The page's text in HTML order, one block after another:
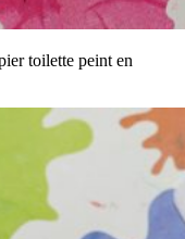
toilette peint en